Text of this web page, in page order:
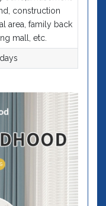
construction
area, family back
mall, etc.